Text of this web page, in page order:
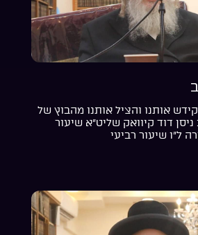
אותנו והציל אותנו מהבוץ של
דוד קיוואק שליט”א שיעור
ל”ו שיעור רביעי